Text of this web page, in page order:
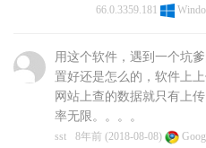
66.0.3359.181
用这个软件，遇到一个坑
置好还是怎么的，软件上
网站上查的数据就只有上
率无限。。。。
sst 8年前 (2018-08-08)